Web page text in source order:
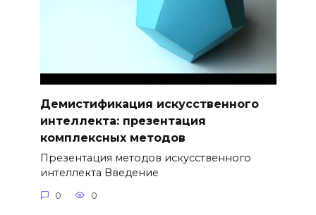
Демистификация искусственного
интеллекта: презентация
комплексных методов
Презентация методов искусственного
интеллекта Введение
0 0